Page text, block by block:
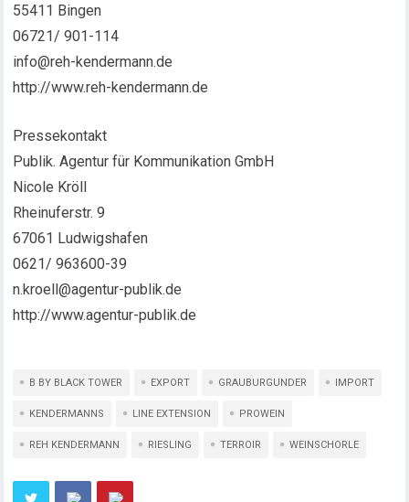
55411 Bingen
06721/ 901-114
info@reh-kendermann.de
http://www.reh-kendermann.de
Pressekontakt
Publik. Agentur für Kommunikation GmbH
Nicole Kröll
Rheinuferstr. 9
67061 Ludwigshafen
0621/ 963600-39
n.kroell@agentur-publik.de
http://www.agentur-publik.de
B BY BLACK TOWER EXPORT GRAUBURGUNDER IMPORT
KENDERMANNS LINE EXTENSION PROWEIN
REH KENDERMANN RIESLING TERROIR WEINSCHORLE